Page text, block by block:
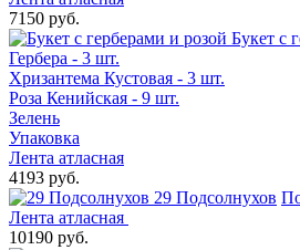
7150 руб.
Букет с
Гербера - 3 шт.
Хризантема Кустовая - 3 шт.
Роза Кенийская - 9 шт.
Зелень
Упаковка
Лента атласная
4193 руб.
29 Подсолнухов
Лента атласная
10190 руб.